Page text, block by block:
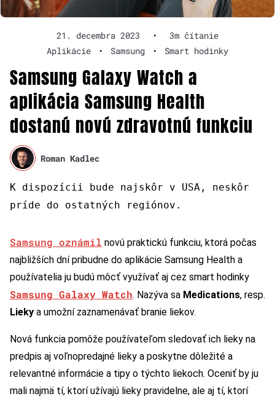
21. decembra 2023 •
3m čítanie
Aplikácie
• Samsung • Smart hodinky
Samsung Galaxy Watch a
aplikácia Samsung Health
dostanú novú zdravotnú funkciu
Roman Kadlec
K dispozícii bude najskôr v USA, neskôr
príde do ostatných regiónov.
Samsung oznámil novú praktickú funkciu, ktorá počas
najbližších dní pribudne do aplikácie Samsung Health a
používatelia ju budú môcť využívať aj cez smart hodinky
Samsung Galaxy Watch. Nazýva sa Medications, resp.
Lieky a umožní zaznamenávať branie liekov.
Nová funkcia pomôže používateľom sledovať ich lieky na
predpis aj voľnopredajné lieky a poskytne dôležité a
relevantné informácie a tipy o týchto liekoch. Oceniť by ju
mali najmä tí, ktorí užívajú lieky pravidelne, ale aj tí, ktorí